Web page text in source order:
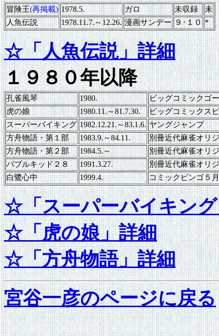
冒険王(再掲載) 1978.5. ガロ 未収録
未
人魚伝説
1978.11.7.～12.26. 漫画サンデー ９･１０ *
☆「人魚伝説」詳細
１９８０年以降
孔雀風琴 1980.
ビッグコミックゴ
虎の娘
1980.11.～81.7.30.
ビッグコミックス
スーパーバイキング 1982.12.21.～83.1.6. ヤングジャンプ
方舟物語・第１部
1983.9.～84.11.
別冊近代麻雀オリ
方舟物語・第２部
1984.5.～
別冊近代麻雀オリ
バブルキッド２８
1991.3.27.
別冊近代麻雀オリ
白鷺心中
1999.4. コミックビンゴ５
☆「スーパーバイキン
☆「虎の娘」詳細
☆「方舟物語」詳細
宮谷一彦のページに戻る